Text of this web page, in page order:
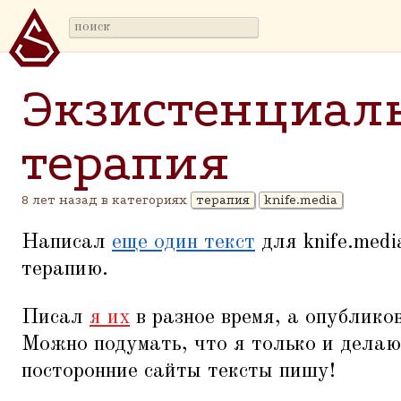
терапия
8 лет назад в категориях терапия knife.media
Написал еще один текст для
терапию.
Писал я их в разное время, а
Можно подумать, что я только и
посторонние сайты тексты пишу!